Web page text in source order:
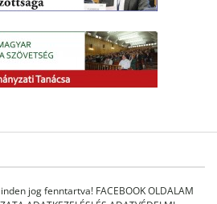
jog fenntartva! FACEBOOK OLDALAM